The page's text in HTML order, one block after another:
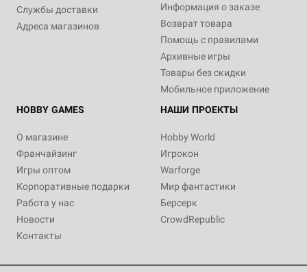
Службы доставки
Адреса магазинов
Информация о заказе
Возврат товара
Помощь с правилами
Архивные игры
Товары без скидки
Мобильное приложение
HOBBY GAMES
О магазине
Франчайзинг
Игры оптом
Корпоративные подарки
Работа у нас
Новости
Контакты
НАШИ ПРОЕКТЫ
Hobby World
Игрокон
Warforge
Мир фантастики
Берсерк
CrowdRepublic